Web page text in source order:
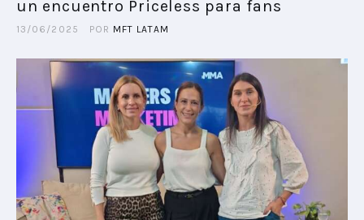
un encuentro Priceless para fans
13/06/2025 POR MFT LATAM